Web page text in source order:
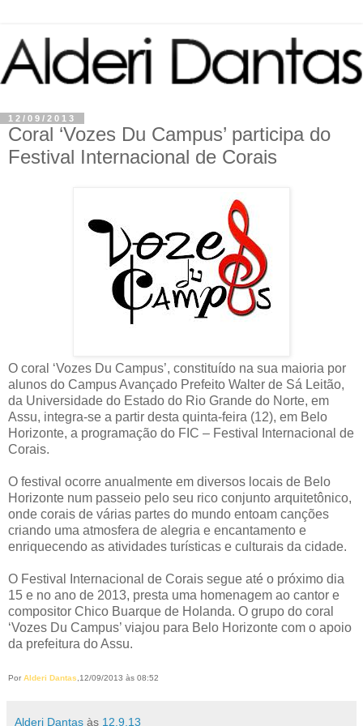
12/09/2013
Coral ‘Vozes Du Campus’ participa do
Festival Internacional de Corais
O coral ‘Vozes Du Campus’, constituído na sua maioria por
alunos do Campus Avançado Prefeito Walter de Sá Leitão,
da Universidade do Estado do Rio Grande do Norte, em
Assu, integra-se a partir desta quinta-feira (12), em Belo
Horizonte, a programação do FIC – Festival Internacional de
Corais.
O festival ocorre anualmente em diversos locais de Belo
Horizonte num passeio pelo seu rico conjunto arquitetônico,
onde corais de várias partes do mundo entoam canções
criando uma atmosfera de alegria e encantamento e
enriquecendo as atividades turísticas e culturais da cidade.
O Festival Internacional de Corais segue até o próximo dia
15 e no ano de 2013, presta uma homenagem ao cantor e
compositor Chico Buarque de Holanda. O grupo do coral
‘Vozes Du Campus’ viajou para Belo Horizonte com o apoio
da prefeitura do Assu.
Por Alderi Dantas,12/09/2013 às 08:52
Alderi Dantas às 12.9.13